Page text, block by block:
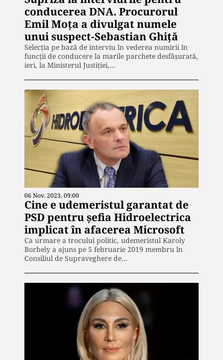
conducerea DNA. Procurorul
Emil Moța a divulgat numele
unui suspect-Sebastian Ghiță
Selecția pe bază de interviu în vederea numirii în
funcții de conducere la marile parchete desfășurată,
ieri, la Ministerul Justiției,…
06 Nov. 2023, 09:00
Cine e udemeristul garantat de
PSD pentru șefia Hidroelectrica
implicat în afacerea Microsoft
Ca urmare a trocului politic, udemeristul Karoly
Borbely a ajuns pe 5 februarie 2019 membru în
Consiliul de Supraveghere de…